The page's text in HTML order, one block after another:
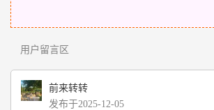
用户留言区
前来转转
发布于2025-12-05